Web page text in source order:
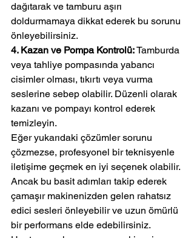
dağıtarak ve tamburu aşırı
doldurmamaya dikkat ederek bu sorunu
önleyebilirsiniz.
4. Kazan ve Pompa Kontrolü: Tamburda
veya tahliye pompasında yabancı
cisimler olması, tıkırtı veya vurma
seslerine sebep olabilir. Düzenli olarak
kazanı ve pompayı kontrol ederek
temizleyin.
Eğer yukarıdaki çözümler sorunu
çözmezse, profesyonel bir teknisyenle
iletişime geçmek en iyi seçenek olabilir.
Ancak bu basit adımları takip ederek
çamaşır makinenizden gelen rahatsız
edici sesleri önleyebilir ve uzun ömürlü
bir performans elde edebilirsiniz.